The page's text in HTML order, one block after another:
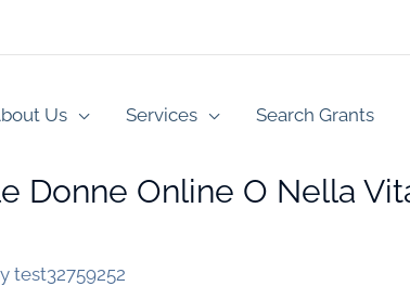
Us Services Search Grants
Donne Online O Nella
test32759252